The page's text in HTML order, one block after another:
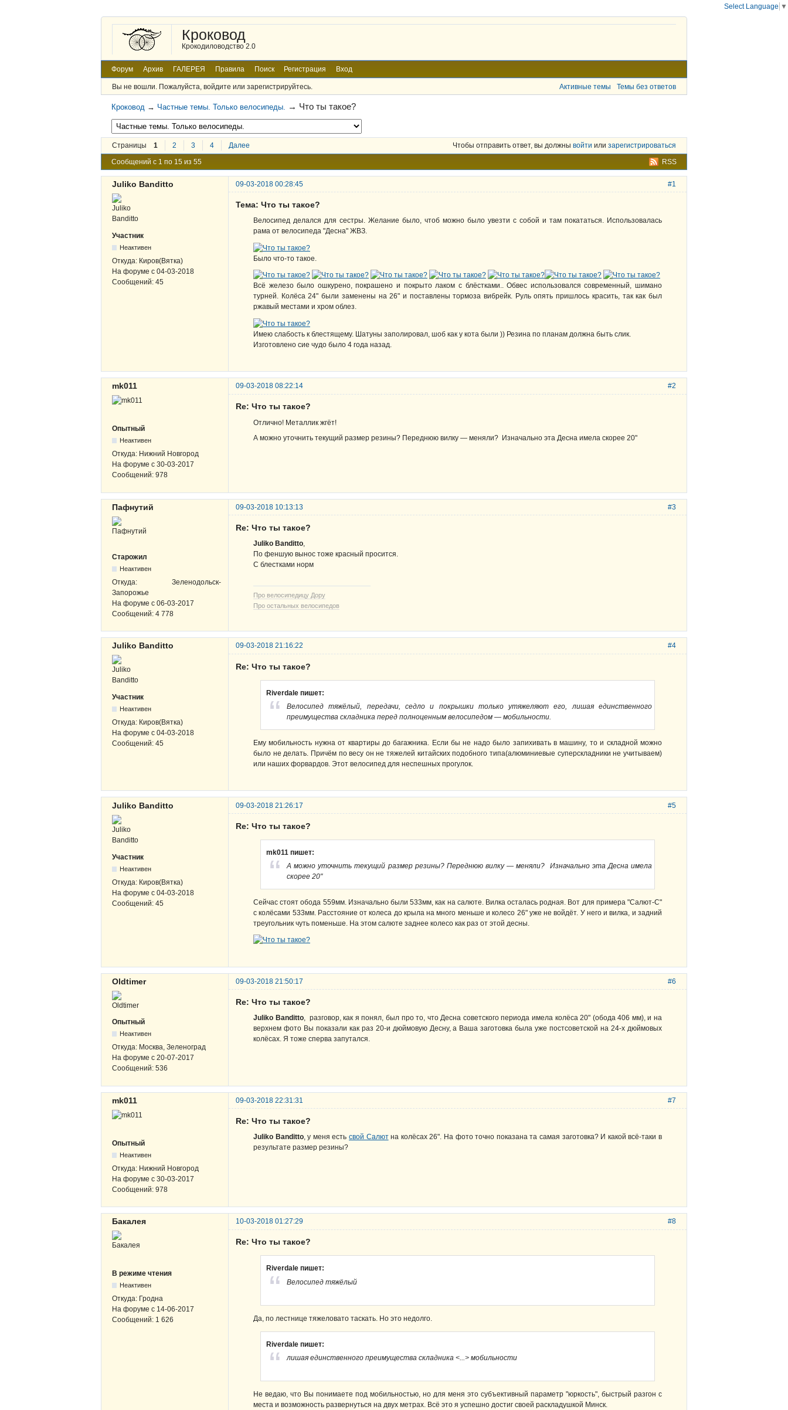
Кроковод
Крокодиловодство 2.0
Форум Архив ГАЛЕРЕЯ Правила Поиск Регистрация Вход
Вы не вошли. Пожалуйста, войдите или зарегистрируйтесь. Активные темы Темы без ответов
Кроковод → Частные темы. Только велосипеды. → Что ты такое?
Страницы 1 2 3 4 Далее Чтобы отправить ответ, вы должны войти или зарегистрироваться
RSS
Сообщений с 1 по 15 из 55
#1
Juliko Banditto 09-03-2018 00:28:45
Участник
Неактивен
Откуда: Киров(Вятка)
На форуме с 04-03-2018
Сообщений: 45
Тема: Что ты такое?
Велосипед делался для сестры. Желание было, чтоб можно было увезти с собой и там покататься. Использовалась
рама от велосипеда "Десна" ЖВЗ.
Было что-то такое.
Всё железо было ошкурено, покрашено и покрыто лаком с блёстками.. Обвес использовался современный, шимано
турней. Колёса 24" были заменены на 26" и поставлены тормоза вибрейк. Руль опять пришлось красить, так как был
ржавый местами и хром облез.
Имею слабость к блестящему. Шатуны заполировал, шоб как у кота были )) Резина по планам должна быть слик.
Изготовлено сие чудо было 4 года назад.
#2
mk011 09-03-2018 08:22:14
Опытный
Неактивен
Откуда: Нижний Новгород
На форуме с 30-03-2017
Сообщений: 978
Re: Что ты такое?
Отлично! Металлик жгёт!
А можно уточнить текущий размер резины? Переднюю вилку — меняли? Изначально эта Десна имела скорее 20"
#3
Пафнутий 09-03-2018 10:13:13
Старожил
Неактивен
Откуда: Зеленодольск-
Запорожье
На форуме с 06-03-2017
Сообщений: 4 778
Re: Что ты такое?
Juliko Banditto,
По феншую вынос тоже красный просится.
С блестками норм
Про велосипедицу Дору
Про остальных велосипедов
#4
Juliko Banditto 09-03-2018 21:16:22
Участник
Неактивен
Откуда: Киров(Вятка)
На форуме с 04-03-2018
Сообщений: 45
Re: Что ты такое?
Riverdale пишет:
Велосипед тяжёлый, передачи, седло и покрышки только утяжеляют его, лишая единственного
преимущества складника перед полноценным велосипедом — мобильности.
Ему мобильность нужна от квартиры до багажника. Если бы не надо было запихивать в машину, то и складной можно
было не делать. Причём по весу он не тяжелей китайских подобного типа(алюминиевые суперскладники не учитываем)
или наших форвардов. Этот велосипед для неспешных прогулок.
#5
Juliko Banditto 09-03-2018 21:26:17
Участник
Неактивен
Откуда: Киров(Вятка)
На форуме с 04-03-2018
Сообщений: 45
Re: Что ты такое?
mk011 пишет:
А можно уточнить текущий размер резины? Переднюю вилку — меняли? Изначально эта Десна имела
скорее 20"
Сейчас стоят обода 559мм. Изначально были 533мм, как на салюте. Вилка осталась родная. Вот для примера "Салют-С"
с колёсами 533мм. Расстояние от колеса до крыла на много меньше и колесо 26" уже не войдёт. У него и вилка, и задний
треугольник чуть поменьше. На этом салюте заднее колесо как раз от этой десны.
#6
Oldtimer 09-03-2018 21:50:17
Опытный
Неактивен
Откуда: Москва, Зеленоград
На форуме с 20-07-2017
Сообщений: 536
Re: Что ты такое?
Juliko Banditto, разговор, как я понял, был про то, что Десна советского периода имела колёса 20" (обода 406 мм), и на
верхнем фото Вы показали как раз 20-и дюймовую Десну, а Ваша заготовка была уже постсоветской на 24-х дюймовых
колёсах. Я тоже сперва запутался.
#7
mk011 09-03-2018 22:31:31
Опытный
Неактивен
Откуда: Нижний Новгород
На форуме с 30-03-2017
Сообщений: 978
Re: Что ты такое?
Juliko Banditto, у меня естьсвой Салютна колёсах 26". На фото точно показана та самая заготовка? И какой всё-таки в
результате размер резины?
#8
Бакалея 10-03-2018 01:27:29
В режиме чтения
Неактивен
Откуда: Гродна
На форуме с 14-06-2017
Сообщений: 1 626
Re: Что ты такое?
Riverdale пишет:
Велосипед тяжёлый
Да, по лестнице тяжеловато таскать. Но это недолго.
Riverdale пишет:
лишая единственного преимущества складника <...> мобильности
Не ведаю, что Вы понимаете под мобильностью, но для меня это субъективный параметр "юркость", быстрый разгон с
места и возможность развернуться на двух метрах. Всё это я успешно достиг своей раскладушкой Минск.
Select Language ▼